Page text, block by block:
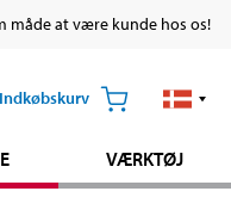
måde at være kunde hos os!
Indkøbskurv
VÆRKTØJ